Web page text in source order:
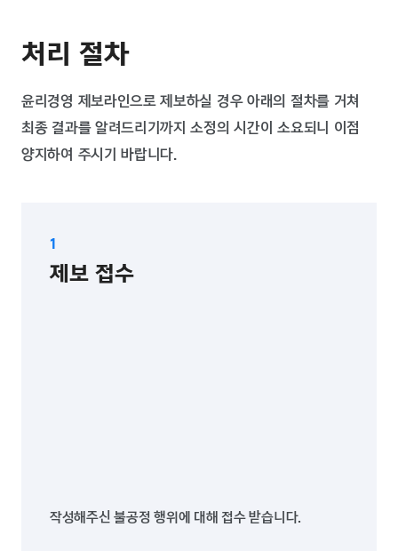
처리 절차
윤리경영 제보라인으로 제보하실 경우 아래의 절차를 거쳐
최종 결과를 알려드리기까지 소정의 시간이 소요되니 이점
양지하여 주시기 바랍니다.
제보 접수
작성해주신 불공정 행위에 대해 접수 받습니다.